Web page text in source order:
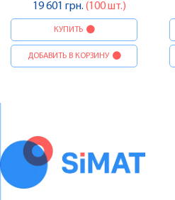
19 601 грн. (100 шт.)
КУПИТЬ
ДОБАВИТЬ В КОРЗИНУ